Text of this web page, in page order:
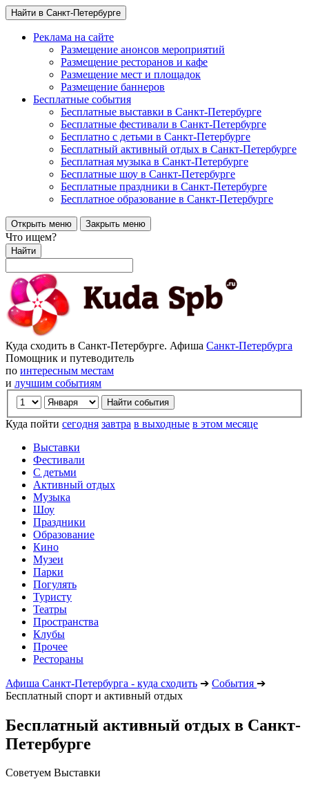
Найти в Санкт-Петербурге
Реклама на сайте
Размещение анонсов мероприятий
Размещение ресторанов и кафе
Размещение мест и площадок
Размещение баннеров
Бесплатные события
Бесплатные выставки в Санкт-Петербурге
Бесплатные фестивали в Санкт-Петербурге
Бесплатно с детьми в Санкт-Петербурге
Бесплатный активный отдых в Санкт-Петербурге
Бесплатная музыка в Санкт-Петербурге
Бесплатные шоу в Санкт-Петербурге
Бесплатные праздники в Санкт-Петербурге
Бесплатное образование в Санкт-Петербурге
Открыть меню Закрыть меню
Что ищем?
Найти
Куда сходить в Санкт-Петербурге. Афиша Санкт-Петербурга
Помощник и путеводитель
по интересным местам
и лучшим событиям
Куда пойти сегодня завтра в выходные в этом месяце
Выставки
Фестивали
С детьми
Активный отдых
Музыка
Шоу
Праздники
Образование
Кино
Музеи
Парки
Погулять
Туристу
Театры
Пространства
Клубы
Прочее
Рестораны
Афиша Санкт-Петербурга - куда сходить ➔ События ➔
Бесплатный спорт и активный отдых
Бесплатный активный отдых в Санкт-
Петербурге
Советуем Выставки